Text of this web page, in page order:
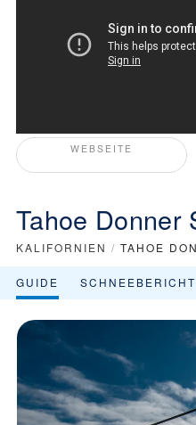
WEBSEITE
Tahoe Donner
KALIFORNIEN / TAHOE
GUIDE SCHNEEBERICHT